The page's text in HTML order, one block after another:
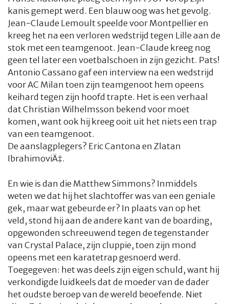
HOMECOLUMNSWHAT'S NEW(S) ECONOMIE SPORT
CULTUUR RADIO ABONNEMENT DONERENMAGAZINE
AUTEURS ADVERTEREN ZOEKEN
kanis gemept werd. Een blauw oog was het gevolg.
Jean-Claude Lemoult speelde voor Montpellier en
kreeg het na een verloren wedstrijd tegen Lille aan de
stok met een teamgenoot. Jean-Claude kreeg nog
geen tel later een voetbalschoen in zijn gezicht. Pats!
Antonio Cassano gaf een interview na een wedstrijd
voor AC Milan toen zijn teamgenoot hem opeens
keihard tegen zijn hoofd trapte. Het is een verhaal
dat Christian Wilhelmsson bekend voor moet
komen, want ook hij kreeg ooit uit het niets een trap
van een teamgenoot.
De aanslagplegers? Eric Cantona en Zlatan
IbrahimoviÄ‡.
En wie is dan die Matthew Simmons? Inmiddels
weten we dat hij het slachtoffer was van een geniale
gek, maar wat gebeurde er? In plaats van op het
veld, stond hij aan de andere kant van de boarding,
opgewonden schreeuwend tegen de tegenstander
van Crystal Palace, zijn cluppie, toen zijn mond
opeens met een karatetrap gesnoerd werd.
Toegegeven: het was deels zijn eigen schuld, want hij
verkondigde luidkeels dat de moeder van de dader
het oudste beroep van de wereld beoefende. Niet